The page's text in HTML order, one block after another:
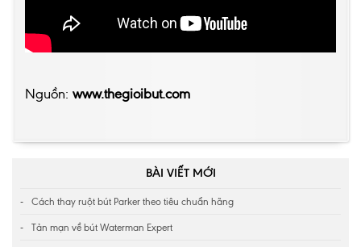
Nguồn: www.thegioibut.com
BÀI VIẾT MỚI
Cách thay ruột bút Parker theo tiêu chuẩn hãng
Tản mạn về bút Waterman Expert